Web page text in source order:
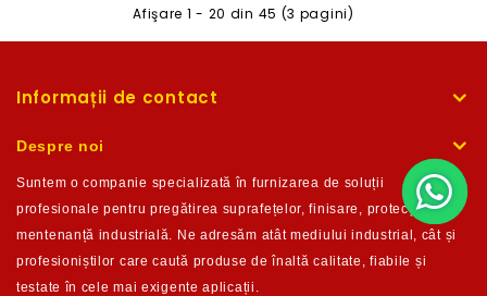
Afişare 1 - 20 din 45 (3 pagini)
Informații de contact
Despre noi
Suntem o companie specializată în furnizarea de soluții
profesionale pentru pregătirea suprafețelor, finisare, protecție și
mentenanță industrială. Ne adresăm atât mediului industrial, cât și
profesioniștilor care caută produse de înaltă calitate,
fiabile și
testate în cele mai exigente aplicații.